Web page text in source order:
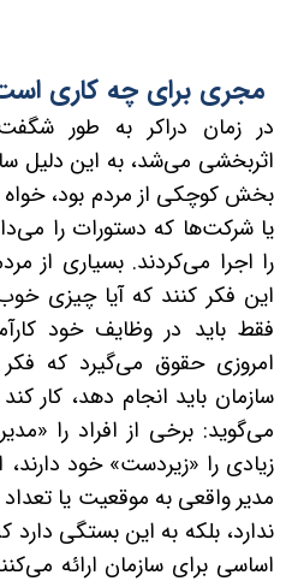
مجری برای چه کاری
در زمان دراکر به طور
اثربخشی می‌شد، به این دلیل
بخش کوچکی از مردم بود، خواه
یا شرکت‌ها که دستورات را
را اجرا می‌کردند. بسیاری از
این فکر کنند که آیا چیزی خوب
فقط باید در وظایف خود
امروزی حقوق می‌گیرد که
سازمان باید انجام دهد، کار
می‌گوید: برخی از افراد را
زیادی را «زیردست» خود
مدیر واقعی به موقعیت یا
ندارد، بلکه به این بستگی دارد
اساسی برای سازمان ارائه